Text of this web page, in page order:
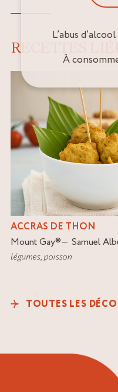
RECETTES
ACCRAS DE THON
Mount Gay®
Samuel
légumes,poisson
TOUTES LES
L’abus
À